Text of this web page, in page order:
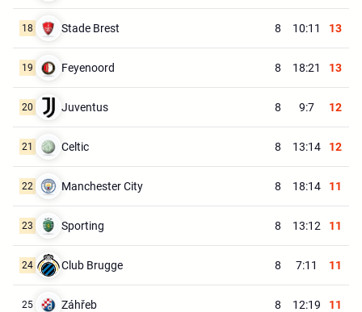
18 Stade Brest 8 10:11 13
19 Feyenoord 8 18:21 13
20 Juventus 8 9:7 12
21 Celtic 8 13:14 12
22 Manchester City 8 18:14 11
23 Sporting 8 13:12 11
24 Club Brugge 8 7:11 11
25 Záhřeb 8 12:19 11